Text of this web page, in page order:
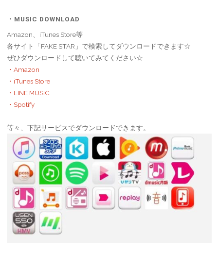
26
を
終
う
か
TAKA
日
記？
稿
の
送
り
・MUSIC DOWNLOAD
Amazon、iTunes Store等
各サイト「FAKE STAR」で検索してダウンロードできます☆
ぜひダウンロードして聴いてみてください☆
・Amazon
・iTunes Store
・LINE MUSIC
・Spotify
等々、下記サービスでダウンロードできます。